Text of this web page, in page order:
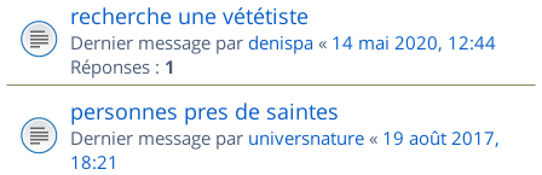
recherche une vététiste
Dernier message par denispa « 14 mai 2020, 12:44
Réponses : 1
personnes pres de saintes
Dernier message par universnature « 19 août 2017,
18:21